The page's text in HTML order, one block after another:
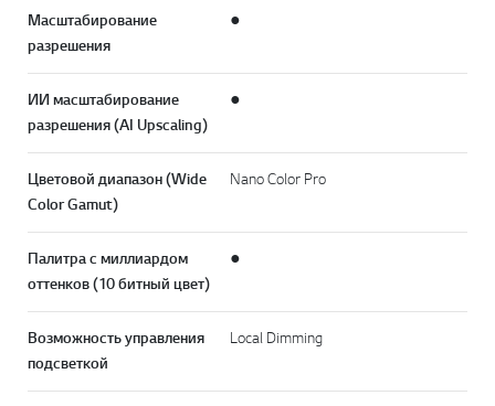
Масштабирование
разрешения
●
ИИ масштабирование
разрешения (AI Upscaling)
●
Цветовой диапазон (Wide
Color Gamut)
Nano Color Pro
Палитра с миллиардом
оттенков (10 битный цвет)
●
Возможность управления
подсветкой
Local Dimming